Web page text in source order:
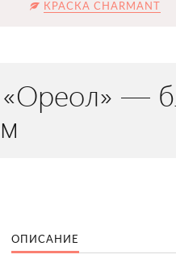
КРАСКА CHARMANT
«Ореол» —
ОПИСАНИЕ